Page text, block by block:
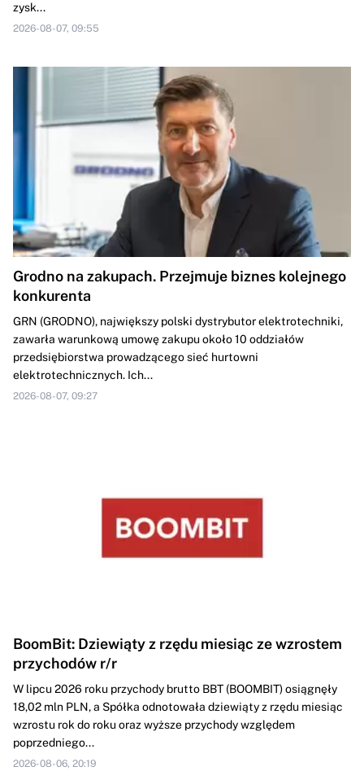
zysk...
2026-08-07, 09:55
Grodno na zakupach. Przejmuje biznes kolejnego
konkurenta
GRN (GRODNO), największy polski dystrybutor elektrotechniki,
zawarła warunkową umowę zakupu około 10 oddziałów
przedsiębiorstwa prowadzącego sieć hurtowni
elektrotechnicznych. Ich...
2026-08-07, 09:27
BoomBit: Dziewiąty z rzędu miesiąc ze wzrostem
przychodów r/r
W lipcu 2026 roku przychody brutto BBT (BOOMBIT) osiągnęły
18,02 mln PLN, a Spółka odnotowała dziewiąty z rzędu miesiąc
wzrostu rok do roku oraz wyższe przychody względem
poprzedniego...
2026-08-06, 20:19